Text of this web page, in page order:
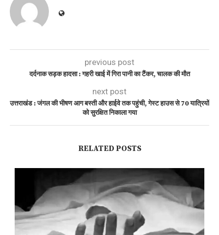
previous post
दर्दनाक सड़क हादसा : गहरी खाई में गिरा पानी का टैंकर, चालक की मौत
next post
उत्तराखंड : जंगल की भीषण आग बस्ती और हाईवे तक पहुंची, गेस्ट हाउस से 70 यात्रियों
को सुरक्षित निकाला गया
RELATED POSTS